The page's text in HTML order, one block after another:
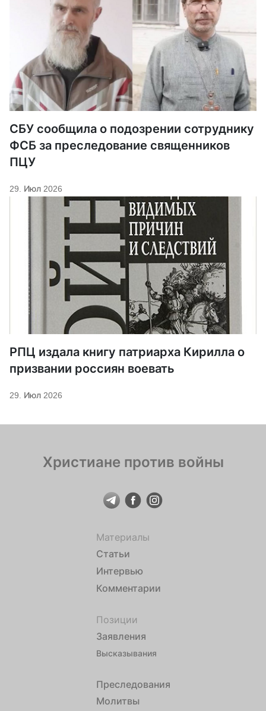
СБУ сообщила о подозрении сотруднику
ФСБ за преследование священников
ПЦУ
29. Июл 2026
РПЦ издала книгу патриарха Кирилла о
призвании россиян воевать
29. Июл 2026
Христиане против войны
Материалы
Статьи
Интервью
Комментарии
Позиции
Заявления
Высказывания
Преследования
Молитвы